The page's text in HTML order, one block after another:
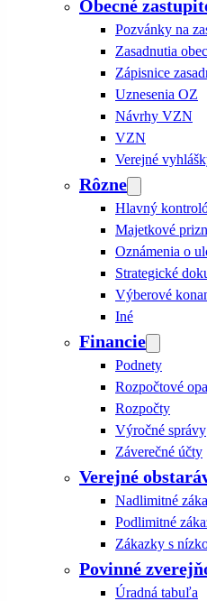
Obecné
Pozvánky na
Zasadnutia
Zápisnice
Uznesenia OZ
Návrhy VZN
VZN
Verejné
Rôzne
Hlavný
Majetkové
Oznámenia o
Strategické
Výberové
Iné
Financie
Podnety
Rozpočtové
Rozpočty
Výročné správy
Záverečné účty
Verejné
Nadlimitné
Podlimitné
Zákazky s
Povinné
Úradná tabuľa